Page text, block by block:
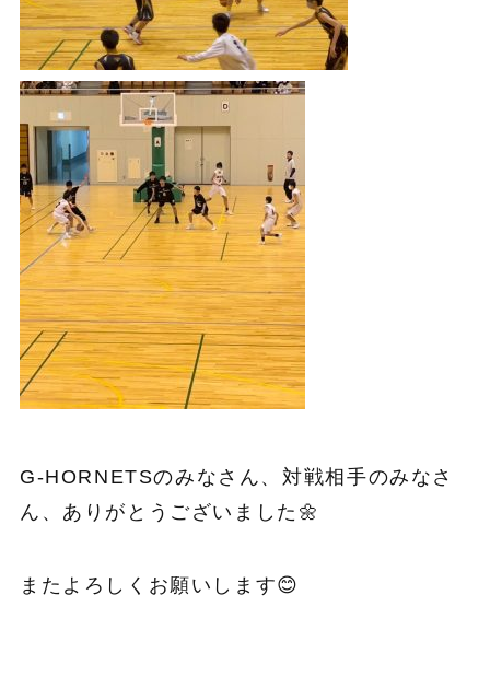
G-HORNETSのみなさん、対戦相手のみなさ
ん、ありがとうございました🌼
またよろしくお願いします😊